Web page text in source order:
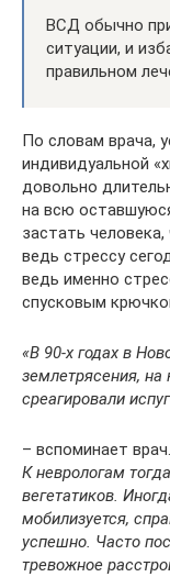
ВСД обычно
ситуации, и
правильном
По словам врача,
индивидуальной
довольно
на всю
застать
ведь стрессу
ведь именно
спусковым
«В 90-х годах в
землетрясения,
среагировали
– вспоминает
К неврологам
вегетатиков.
мобилизуется,
успешно. Часто
тревожное